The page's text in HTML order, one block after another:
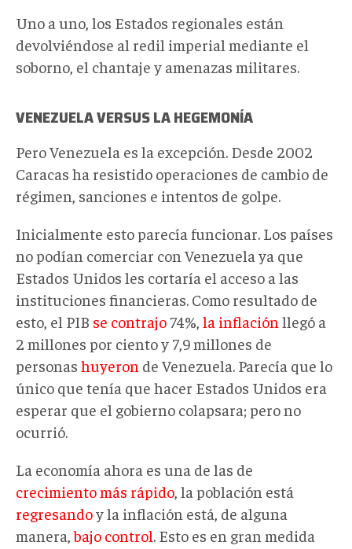
Uno a uno, los Estados regionales están
devolviéndose al redil imperial mediante el
soborno, el chantaje y amenazas militares.
VENEZUELA VERSUS LA HEGEMONÍA
Pero Venezuela es la excepción. Desde 2002
Caracas ha resistido operaciones de cambio de
régimen, sanciones e intentos de golpe.
Inicialmente esto parecía funcionar. Los países
no podían comerciar con Venezuela ya que
Estados Unidos les cortaría el acceso a las
instituciones financieras. Como resultado de
esto, el PIB se contrajo 74%, la inflación llegó a
2 millones por ciento y 7,9 millones de
personas huyeron de Venezuela. Parecía que lo
único que tenía que hacer Estados Unidos era
esperar que el gobierno colapsara; pero no
ocurrió.
La economía ahora es una de las de
crecimiento más rápido , la población está
regresandoy la inflación está, de alguna
manera,bajo control. Esto es en gran medida